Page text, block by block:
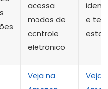
acessa
modos de
controle
eletrônico
e
Veja na
Veja